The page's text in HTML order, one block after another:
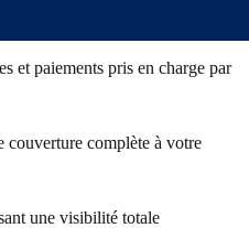
et paiements pris en charge par
complète à votre
une visibilité totale